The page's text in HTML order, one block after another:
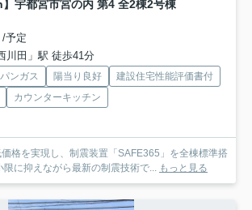
宇都宮市宮の内 第4 全2棟2号棟
予定
川田」駅 徒歩41分
ンガス 陽当り良好
建設住宅性能評価書付
カウンターキッチン
格を実現し、制震装置「SAFE365」を全棟標準搭
限に抑えながら最新の制震技術で... もっと見る